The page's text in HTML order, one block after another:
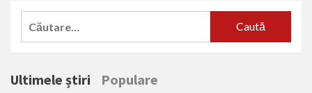
Ultimele știri Populare